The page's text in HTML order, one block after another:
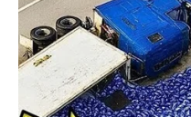
Змащуємо розтопленим